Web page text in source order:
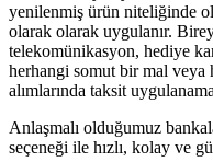
yenilenmiş ürün niteliğinde
olarak olarak uygulanır.
telekomünikasyon, hediye
herhangi somut bir mal
alımlarında taksit
Anlaşmalı olduğumuz
seçeneği ile hızlı, kolay ve